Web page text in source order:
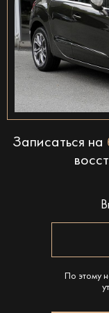
Записаться на
По этому